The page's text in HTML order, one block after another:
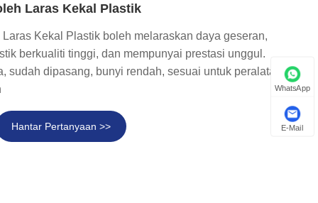
Laras Kekal Plastik
Kekal Plastik boleh melaraskan daya geseran,
berkualiti tinggi, dan mempunyai prestasi unggul.
sudah dipasang, bunyi rendah, sesuai untuk peralatan,
Hantar Pertanyaan >>
WhatsApp
E-Mail